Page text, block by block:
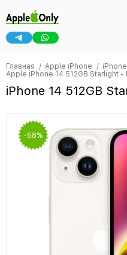
Главная Apple iPhone
Apple iPhone 14 512GB Starlight -
iPhone 14 512GB
-58%